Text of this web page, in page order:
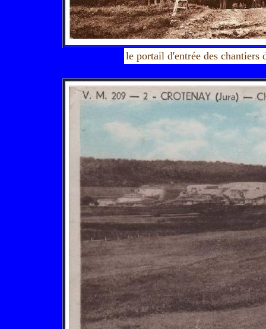
le portail d'entrée des chantiers